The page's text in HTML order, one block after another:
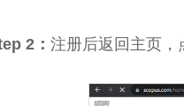
2： 注册后返回主页，